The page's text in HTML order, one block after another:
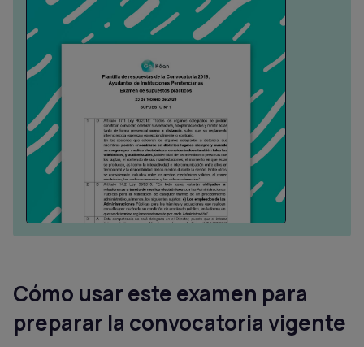
Cómo usar este examen para
preparar la convocatoria vigente